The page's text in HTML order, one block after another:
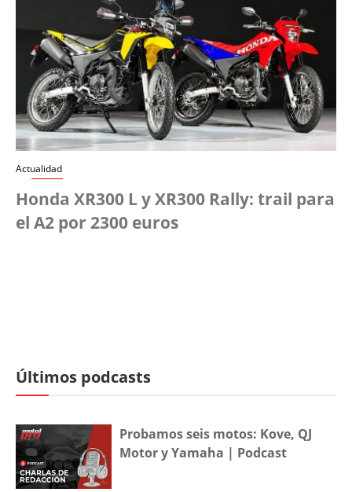
Actualidad
Honda XR300 L y XR300 Rally: trail para
el A2 por 2300 euros
Últimos podcasts
Probamos seis motos: Kove, QJ
Motor y Yamaha | Podcast